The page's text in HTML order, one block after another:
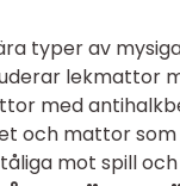
typer av
lekmattor
med
och mattor
mot spill och